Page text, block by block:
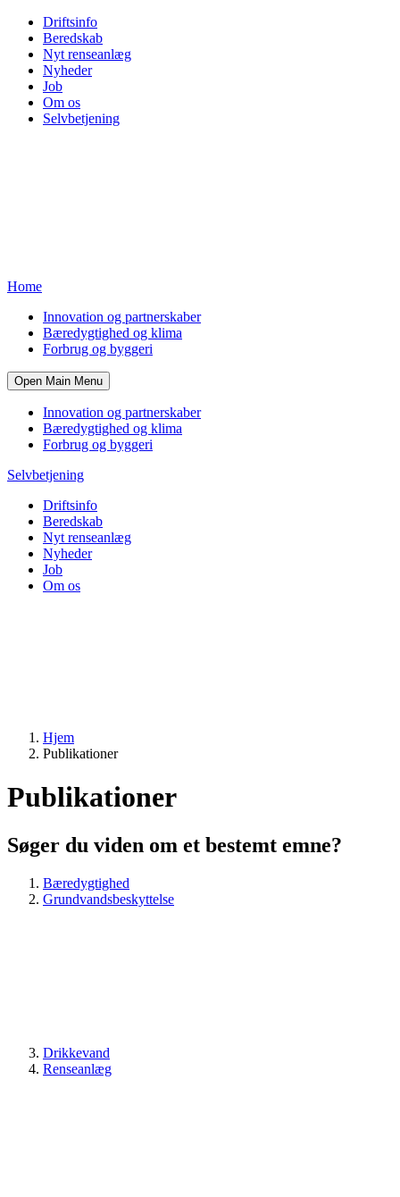
Driftsinfo
Beredskab
Nyt renseanlæg
Nyheder
Job
Om os
Selvbetjening
Home
Innovation og partnerskaber
Bæredygtighed og klima
Forbrug og byggeri
Open Main Menu
Innovation og partnerskaber
Bæredygtighed og klima
Forbrug og byggeri
Selvbetjening
Driftsinfo
Beredskab
Nyt renseanlæg
Nyheder
Job
Om os
Hjem
Publikationer
Publikationer
Søger du viden om et bestemt emne?
Bæredygtighed
Grundvandsbeskyttelse
Drikkevand
Renseanlæg